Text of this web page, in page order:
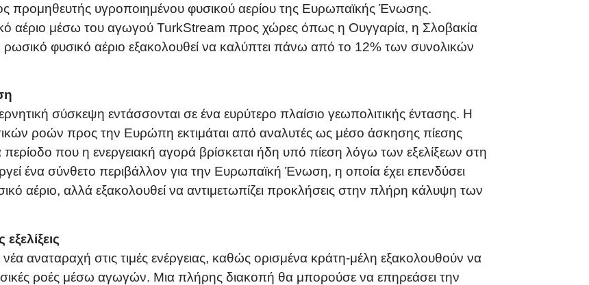
προμηθευτής υγροποιημένου φυσικού αερίου της Ευρωπαϊκής Ένωσης.
αέριο μέσω του αγωγού TurkStream προς χώρες όπως η Ουγγαρία, η Σλοβακία
φυσικό αέριο εξακολουθεί να καλύπτει πάνω από το 12% των συνολικών
σύσκεψη εντάσσονται σε ένα ευρύτερο πλαίσιο γεωπολιτικής έντασης. Η
ροών προς την Ευρώπη εκτιμάται από αναλυτές ως μέσο άσκησης πίεσης
περίοδο που η ενεργειακή αγορά βρίσκεται ήδη υπό πίεση λόγω των εξελίξεων στη
ένα σύνθετο περιβάλλον για την Ευρωπαϊκή Ένωση, η οποία έχει επενδύσει
αέριο, αλλά εξακολουθεί να αντιμετωπίζει προκλήσεις στην πλήρη κάλυψη των
αναταραχή στις τιμές ενέργειας, καθώς ορισμένα κράτη-μέλη εξακολουθούν να
ροές μέσω αγωγών. Μια πλήρης διακοπή θα μπορούσε να επηρεάσει την